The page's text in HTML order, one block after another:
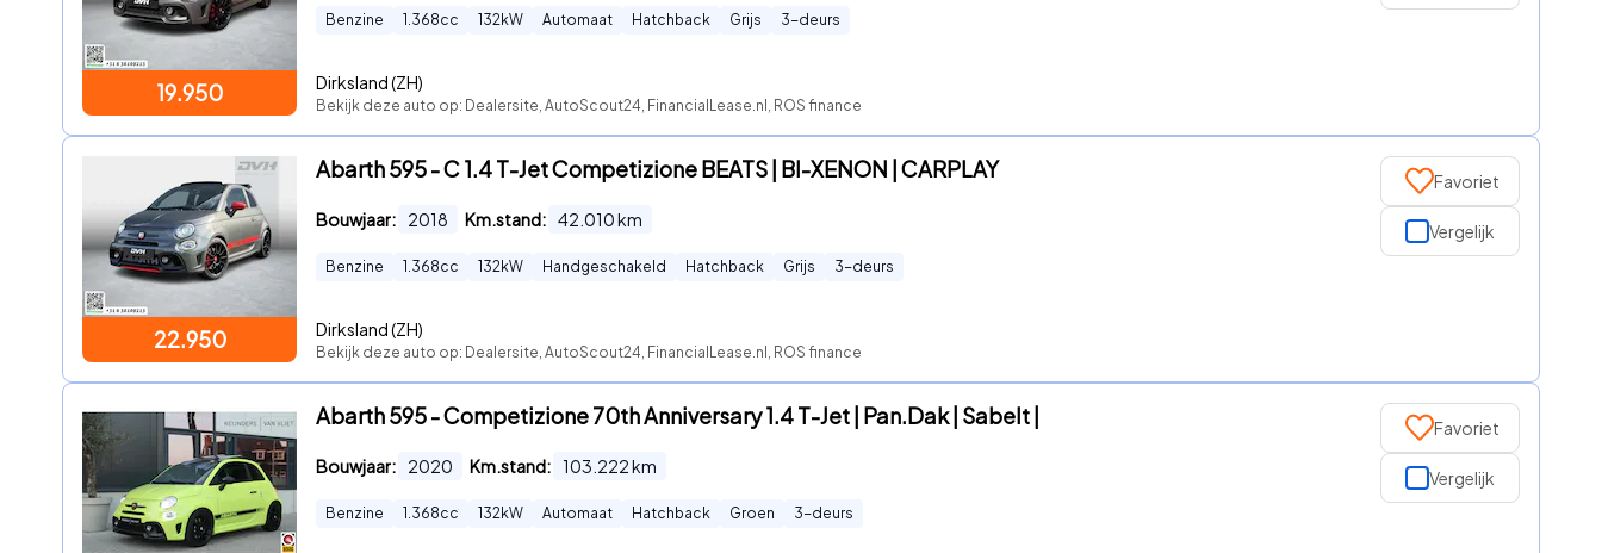
19.950
Benzine 1.368cc 132kW Automaat Hatchback Grijs 3-deurs
Dirksland (ZH)
Bekijk deze auto op: Dealersite, AutoScout24, FinancialLease.nl, ROS finance
22.950
Abarth 595 - C 1.4 T-Jet Competizione BEATS | BI-XENON | CARPLAY
Bouwjaar: 2018 Km.stand: 42.010km
Benzine 1.368cc 132kW Handgeschakeld Hatchback Grijs 3-deurs
Dirksland (ZH)
Bekijk deze auto op: Dealersite, AutoScout24, FinancialLease.nl, ROS finance
Favoriet
Vergelijk
Abarth 595 - Competizione 70th Anniversary 1.4 T-Jet | Pan.Dak | Sabelt |
Bouwjaar: 2020 Km.stand: 103.222km
Benzine 1.368cc 132kW Automaat Hatchback Groen 3-deurs
Favoriet
Vergelijk